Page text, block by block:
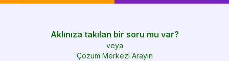
Aklınıza takılan bir soru mu var?
veya
Çözüm Merkezi Arayın